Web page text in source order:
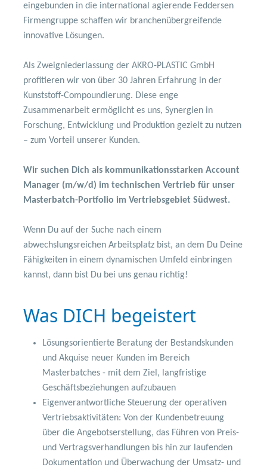
eingebunden in die international agierende Feddersen
Firmengruppe schaffen wir branchenübergreifende
innovative Lösungen.
Als Zweigniederlassung der AKRO-PLASTIC GmbH
profitieren wir von über 30 Jahren Erfahrung in der
Kunststoff-Compoundierung. Diese enge
Zusammenarbeit ermöglicht es uns, Synergien in
Forschung, Entwicklung und Produktion gezielt zu nutzen
– zum Vorteil unserer Kunden.
Wir suchen Dich als kommunikationsstarken Account
Manager (m/w/d) im technischen Vertrieb für unser
Masterbatch-Portfolio im Vertriebsgebiet Südwest.
Wenn Du auf der Suche nach einem
abwechslungsreichen Arbeitsplatz bist, an dem Du Deine
Fähigkeiten in einem dynamischen Umfeld einbringen
kannst, dann bist Du bei uns genau richtig!
Was DICH begeistert
Lösungsorientierte Beratung der Bestandskunden
und Akquise neuer Kunden im Bereich
Masterbatches - mit dem Ziel, langfristige
Geschäftsbeziehungen aufzubauen
Eigenverantwortliche Steuerung der operativen
Vertriebsaktivitäten: Von der Kundenbetreuung
über die Angebotserstellung, das Führen von Preis-
und Vertragsverhandlungen bis hin zur laufenden
Dokumentation und Überwachung der Umsatz- und